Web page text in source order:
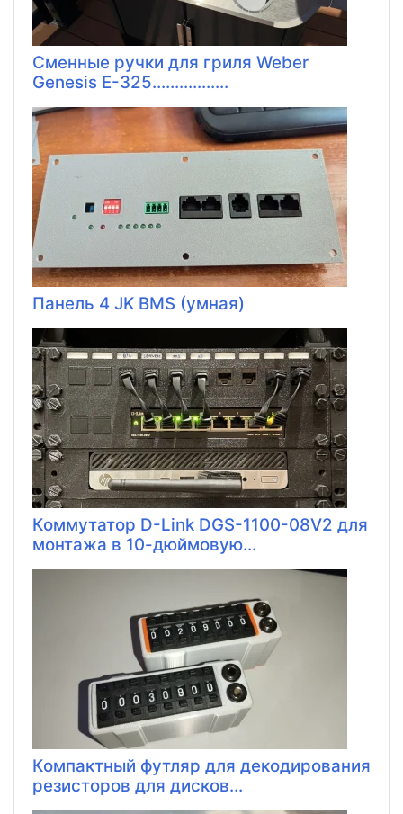
Сменные ручки для гриля Weber
Genesis E-325.................
Панель 4 JK BMS (умная)
Коммутатор D-Link DGS-1100-08V2 для
монтажа в 10-дюймовую...
Компактный футляр для декодирования
резисторов для дисков...